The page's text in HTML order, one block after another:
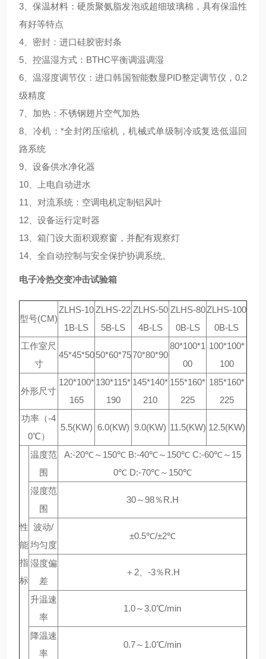
3、保温材料：硬质聚氨脂发泡或超细玻璃棉，具有保温性
有好等特点
4、密封：进口硅胶密封条
5、控温湿方式：BTHC平衡调温调湿
6、温湿度调节仪：进口韩国智能数显PID整定调节仪，0.2
级精度
7、加热：不锈钢翅片空气加热
8、冷机：*全封闭压缩机，机械式单级制冷或复迭低温回
路系统
9、设备供水净化器
10、上电自动进水
11、对流系统：空调电机定制铝风叶
12、设备运行定时器
13、箱门设大面积观察窗，并配有观察灯
14、全自动控制与安全保护协调系统。
电子冷热交变冲击试验箱
型号(CM)
ZLHS-10
1B-LS
ZLHS-22
5B-LS
ZLHS-50
4B-LS
ZLHS-80
0B-LS
ZLHS-100
0B-LS
工作室尺
寸
45*45*50 50*60*7570*80*90
80*100*1
00
100*100*
100
外形尺寸
120*100*
165
130*115*
190
145*140*
210
155*160*
225
185*160*
225
功率（-4
0℃）
5.5(KW) 6.0(KW) 9.0(KW) 11.5(KW) 12.5(KW)
性
能
指
标
温度范
围
A:-20℃～150℃ B:-40℃～150℃ C:-60℃～15
0℃ D:-70℃～150℃
湿度范
围
30～98％R.H
波动/
均匀度
±0.5℃/±2℃
湿度偏
差
＋2、-3％R.H
升温速
率
1.0～3.0℃/min
降温速
率
0.7～1.0℃/min